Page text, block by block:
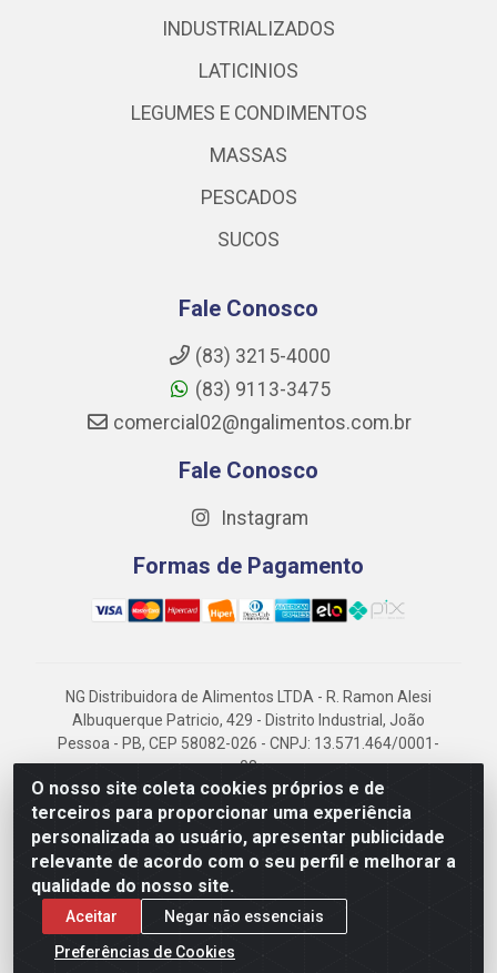
O nosso site coleta cookies próprios e de
terceiros para proporcionar uma experiência
personalizada ao usuário, apresentar publicidade
relevante de acordo com o seu perfil e melhorar a
qualidade do nosso site.
Aceitar
Negar não essenciais
Preferências de Cookies
INDUSTRIALIZADOS
LATICINIOS
LEGUMES E CONDIMENTOS
MASSAS
PESCADOS
SUCOS
Fale Conosco
(83) 3215-4000
(83) 9113-3475
comercial02@ngalimentos.com.br
Fale Conosco
Instagram
Formas de Pagamento
NG Distribuidora de Alimentos LTDA - R. Ramon Alesi
Albuquerque Patricio, 429 - Distrito Industrial, João
Pessoa - PB, CEP 58082-026 - CNPJ: 13.571.464/0001-
08
NG Alimentos, há mais de 14 anos no mercado
paraibano, é referência em frigorificados, destacando-
se pela logística eficiente e excelência.